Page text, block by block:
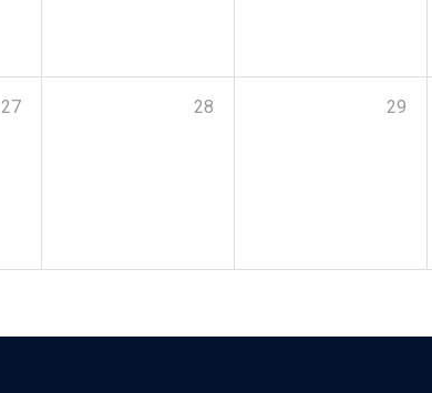
27 28 29